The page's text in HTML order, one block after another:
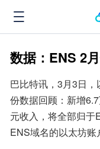
数据：ENS 2
巴比特讯，3月3日，
份数据回顾：新增
元收入，将全部归于
ENS域名的以太坊账